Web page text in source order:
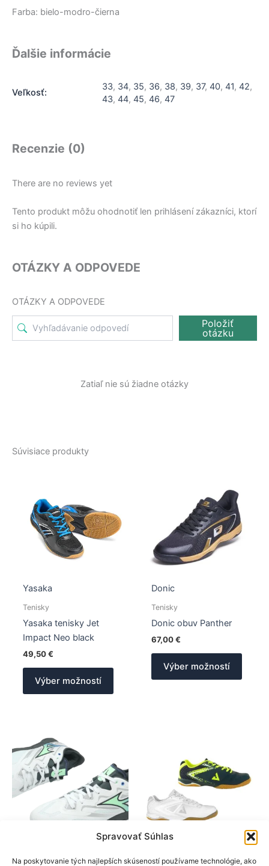
Spravovať Súhlas
Na poskytovanie tých najlepších skúseností používame technológie, ako
Farba: bielo-modro-čierna
Ďalšie informácie
Veľkosť:
33, 34, 35, 36, 38, 39, 37, 40, 41, 42,
43, 44, 45, 46, 47
Recenzie (0)
There are no reviews yet
Tento produkt môžu ohodnotiť len prihlásení zákazníci, ktorí
si ho kúpili.
OTÁZKY A ODPOVEDE
OTÁZKY A ODPOVEDE
Položiť
otázku
Zatiaľ nie sú žiadne otázky
Súvisiace produkty
Yasaka
Tenisky
Yasaka tenisky Jet
Impact Neo black
49,50€
Výber možností
Tento
môžete
vybrať
na
stránke
Donic
Tenisky
Donic obuv Panther
67,00€
Výber možností
Tento
vybrať
na